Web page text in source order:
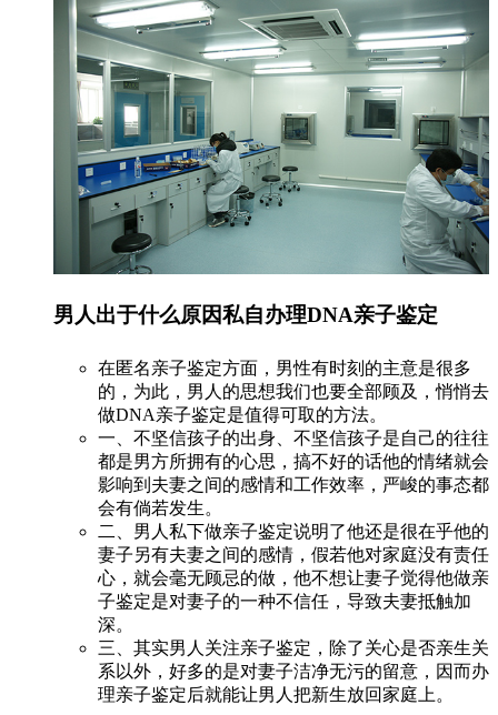
男人出于什么原因私自办理DNA亲子鉴定
在匿名亲子鉴定方面，男性有时刻的主意是很多
的，为此，男人的思想我们也要全部顾及，悄悄去
做DNA亲子鉴定是值得可取的方法。
一、不坚信孩子的出身、不坚信孩子是自己的往往
都是男方所拥有的心思，搞不好的话他的情绪就会
影响到夫妻之间的感情和工作效率，严峻的事态都
会有倘若发生。
二、男人私下做亲子鉴定说明了他还是很在乎他的
妻子另有夫妻之间的感情，假若他对家庭没有责任
心，就会毫无顾忌的做，他不想让妻子觉得他做亲
子鉴定是对妻子的一种不信任，导致夫妻抵触加
深。
三、其实男人关注亲子鉴定，除了关心是否亲生关
系以外，好多的是对妻子洁净无污的留意，因而办
理亲子鉴定后就能让男人把新生放回家庭上。